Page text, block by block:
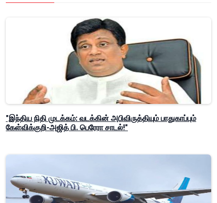
"இந்திய நிதி முடக்கம்: வடக்கின் அபிவிருத்தியும் பாதுகாப்பும்
கேள்விக்குறி-அஜித் பி. பெரேரா சாடல்!"